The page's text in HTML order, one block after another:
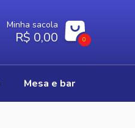
Minha sacola
R$ 0,00 0
mesa e bar